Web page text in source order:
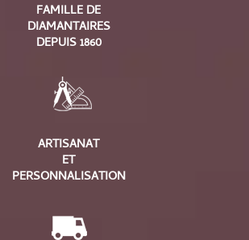
FAMILLE DE
DIAMANTAIRES
DEPUIS 1860
ARTISANAT
ET
PERSONNALISATION